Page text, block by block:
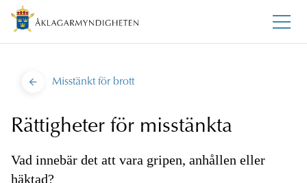
Misstänkt för brott
Rättigheter för misstänkta
Vad innebär det att vara gripen, anhållen eller
häktad?